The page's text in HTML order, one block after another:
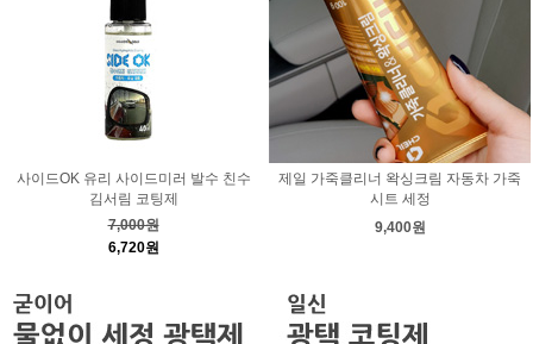
사이드OK 유리 사이드미러 발수 친수
김서림 코팅제
7,000원
6,720원
제일 가죽클리너 왁싱크림 자동차 가죽
시트 세정
9,400원